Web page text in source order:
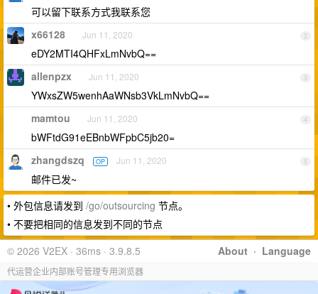
可以留下联系方式我联系您
2
x66128 Jun 11, 2020
eDY2MTI4QHFxLmNvbQ==
3
allenpzx Jun 11, 2020
YWxsZW5wenhAaWNsb3VkLmNvbQ==
4
mamtou Jun 11, 2020
bWFtdG91eEBnbWFpbC5jb20=
5
zhangdszq OP Jun 11, 2020
邮件已发~
• 外包信息请发到 /go/outsourcing 节点。
• 不要把相同的信息发到不同的节点
About · Language
© 2026 V2EX · 36ms · 3.9.8.5
代运营企业内部账号管理专用浏览器